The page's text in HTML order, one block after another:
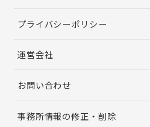
プライバシーポリシー
運営会社
お問い合わせ
事務所情報の修正・削除